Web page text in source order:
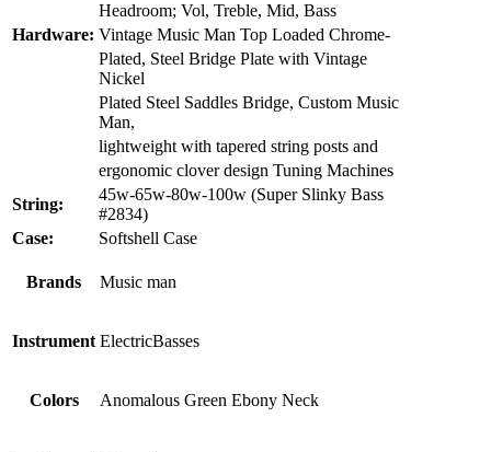
Headroom; Vol, Treble, Mid, Bass
Hardware: Vintage Music Man Top Loaded Chrome-
Plated, Steel Bridge Plate with Vintage
Nickel
Plated Steel Saddles Bridge, Custom Music
Man,
lightweight with tapered string posts and
ergonomic clover design Tuning Machines
String:
45w-65w-80w-100w (Super Slinky Bass
#2834)
Case:
Softshell Case
Brands Music man
Instrument ElectricBasses
Colors Anomalous Green Ebony Neck